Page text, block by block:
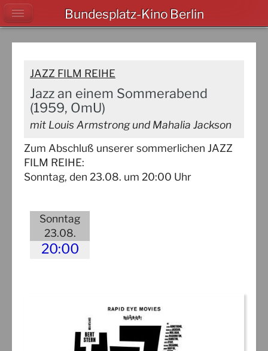
JAZZ FILM REIHE
Jazz an einem Sommerabend
(1959, OmU)
mit Louis Armstrong und Mahalia Jackson
Zum Abschluß unserer sommerlichen JAZZ
FILM REIHE:
Sonntag, den 23.08. um 20:00 Uhr
Sonntag
23.08.
20:00
Bundesplatz-Kino Berlin